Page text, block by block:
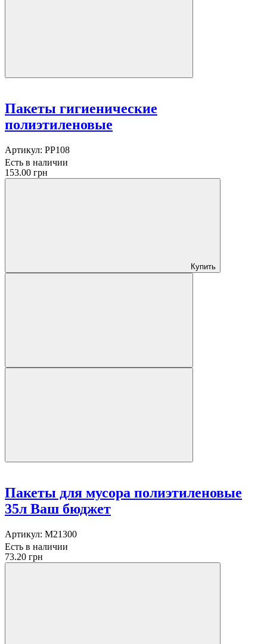
Пакеты гигиенические
полиэтиленовые
Артикул: PP108
Есть в наличии
153.00 грн
Купить
Пакеты для мусора полиэтиленовые
35л Ваш бюджет
Артикул: M21300
Есть в наличии
73.20 грн